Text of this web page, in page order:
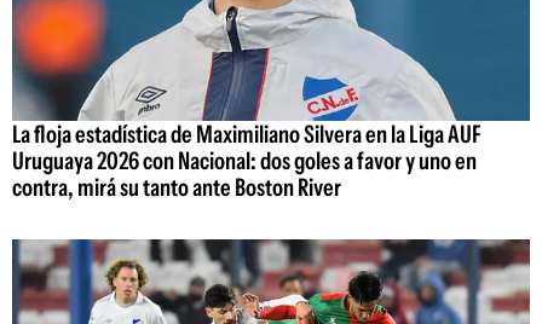
La floja estadística de Maximiliano Silvera en la Liga AUF
Uruguaya 2026 con Nacional: dos goles a favor y uno en
contra, mirá su tanto ante Boston River